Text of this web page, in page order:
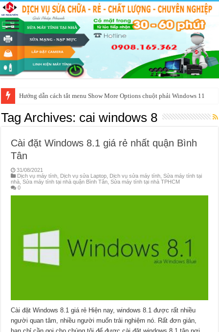
Hướng dẫn cách tắt menu Show More Options chuột phải Windows 11
Tag Archives: cai windows 8
Cài đặt Windows 8.1 giá rẻ nhất quận Bình
Tân
31/08/2021
Dịch vụ máy tính Dịch vụ sửa Laptop Dịch vụ sửa máy tính ,Sửa máy tính tại
nhà ,Sửa máy tính tại nhà quận Bình Tân ,Sửa máy tính tại nhà TPHCM
0
Cài đặt Windows 8.1 giá rẻ Hiện nay, windows 8.1 được rất nhiều
người quan tâm, nhiều người muốn trải nghiệm nó. Rất đơn giản,